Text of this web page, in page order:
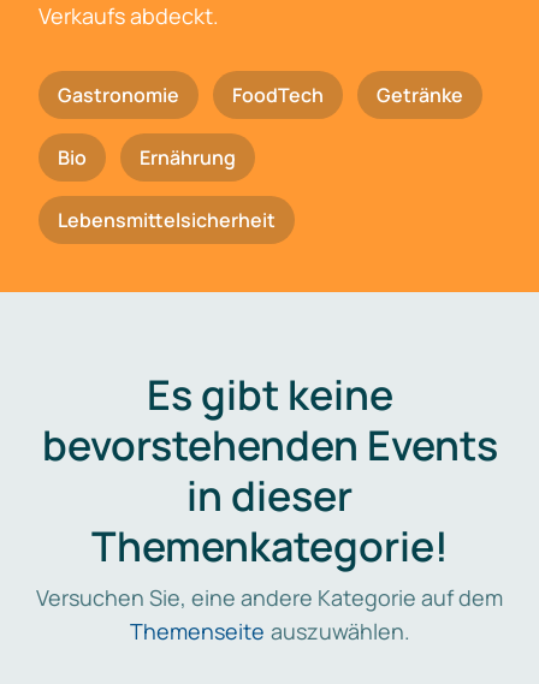
Verkaufs abdeckt.
Gastronomie FoodTech Getränke
Bio Ernährung
Lebensmittelsicherheit
Es gibt keine
bevorstehenden Events
in dieser
Themenkategorie!
Versuchen Sie, eine andere Kategorie auf dem
Themenseite auszuwählen.